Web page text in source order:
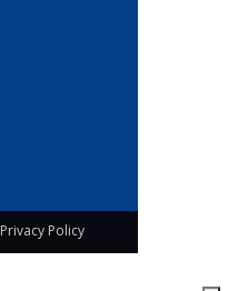
Privacy Policy